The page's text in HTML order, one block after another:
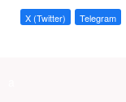
X (Twitter) Telegram